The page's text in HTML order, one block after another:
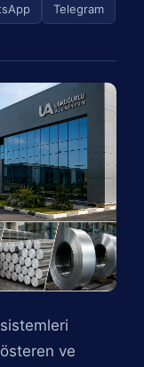
Telegram
ve